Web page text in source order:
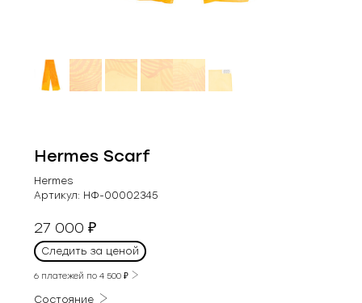
Hermes Scarf
Hermes
Артикул: НФ-00002345
27 000₽
Следить за ценой
6 платежей по4 500₽
Состояние